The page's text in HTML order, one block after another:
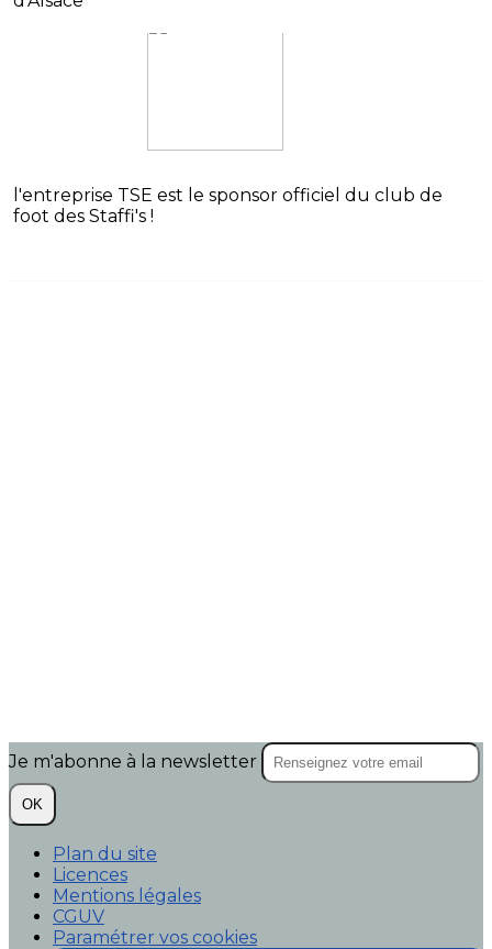
l'entreprise TSE est le sponsor officiel du club de
foot des Staffi's !
Je m'abonne à la newsletter
OK
Plan du site
Licences
Mentions légales
CGUV
Paramétrer vos cookies